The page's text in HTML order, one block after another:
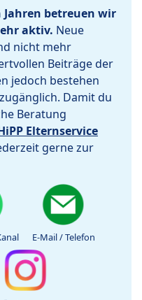
Jahren betreuen wir
aktiv. Neue
nicht mehr
Beiträge der
jedoch bestehen
Damit du
Beratung
Elternservice
gerne zur
E-Mail / Telefon